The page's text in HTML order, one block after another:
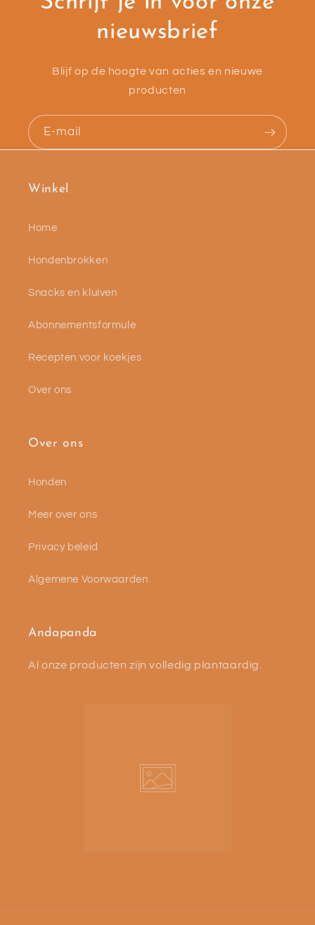
nieuwsbrief
Blijf op de hoogte van acties en nieuwe
producten
E‑mail
Winkel
Home
Hondenbrokken
Snacks en kluiven
Abonnementsformule
Recepten voor koekjes
Over ons
Over ons
Honden
Meer over ons
Privacy beleid
Algemene Voorwaarden
Andapanda
Al onze producten zijn volledig plantaardig.